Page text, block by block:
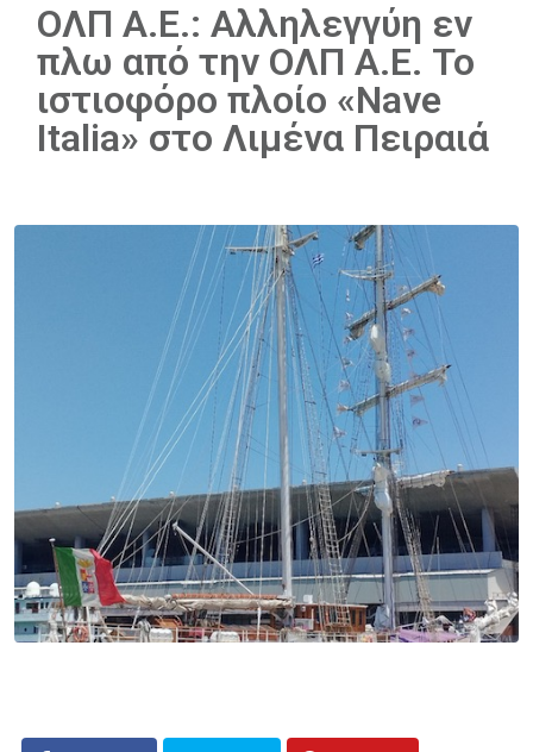
ΟΛΠ Α.Ε.: Αλληλεγγύη εν
πλω από την ΟΛΠ Α.Ε. Το
ιστιοφόρο πλοίο «Nave
Italia» στο Λιμένα Πειραιά